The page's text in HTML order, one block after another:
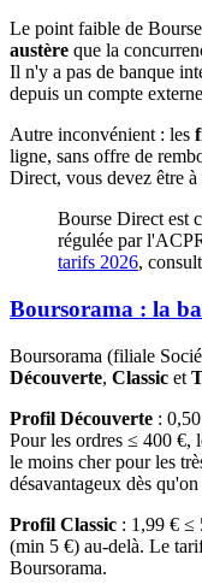
Le point faible de
austère que la
Il n'y a pas de banque
depuis un compte
Autre inconvénient : les
ligne, sans offre de
Direct, vous devez être
Bourse Direct est
régulée par
tarifs 2026,
Boursorama : la
Boursorama (filiale
Découverte, Classic et
Profil Découverte :
Pour les ordres ≤ 400 €,
le moins cher pour les
désavantageux dès
Profil Classic : 1,99 € ≤
(min 5 €) au-delà. Le
Boursorama.